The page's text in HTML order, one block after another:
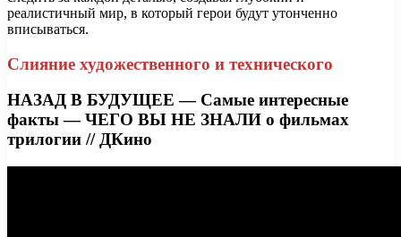
реалистичный мир, в который герои будут утонченно
вписываться.
Слияние художественного и технического
НАЗАД В БУДУЩЕЕ — Самые интересные
факты — ЧЕГО ВЫ НЕ ЗНАЛИ о фильмах
трилогии // ДКино